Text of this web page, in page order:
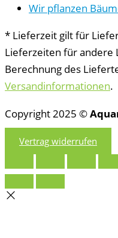
Wir pflanzen
* Lieferzeit gilt für
Lieferzeiten für andere
Berechnung des
Versandinformationen.
Copyright 2025 ©
Vertrag widerrufen